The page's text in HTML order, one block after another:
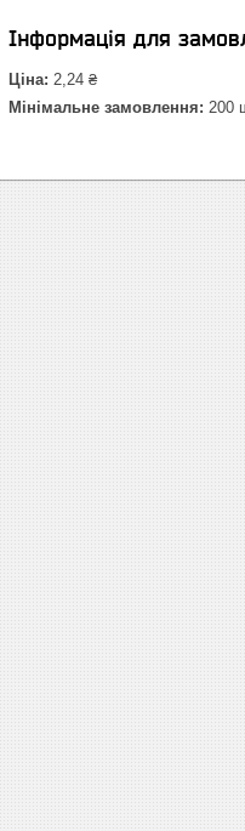
Інформація для
Ціна: 2,24 ₴
Мінімальне замовлення: 200